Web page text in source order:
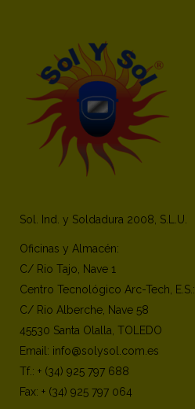
Sol. Ind. y Soldadura 2008, S.L.U.
Oficinas y Almacén:
C/ Rio Tajo, Nave 1
Centro Tecnológico Arc-Tech, E.S.:
C/ Rio Alberche, Nave 58
45530 Santa Olalla, TOLEDO
Email: info@solysol.com.es
Tf.: + (34) 925 797 688
Fax: + (34) 925 797 064